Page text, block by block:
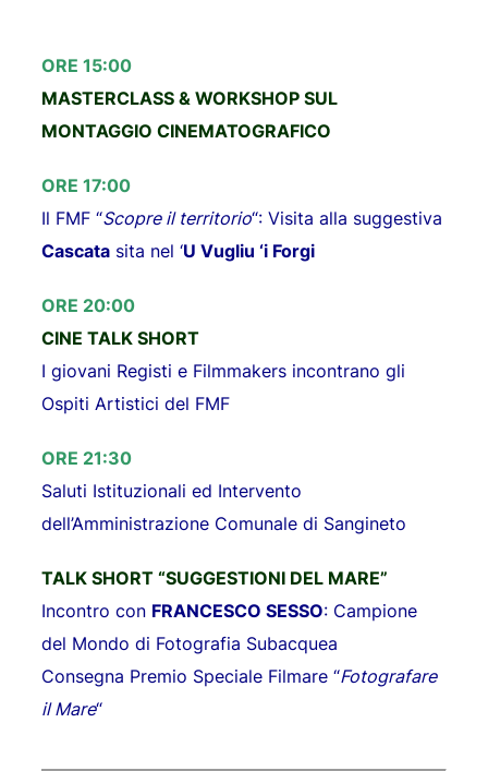
ORE 15:00
MASTERCLASS & WORKSHOP SUL
MONTAGGIO CINEMATOGRAFICO
ORE 17:00
Il FMF “Scopre il territorio“: Visita alla suggestiva
Cascatasita nel ‘U Vugliu ‘i Forgi
ORE 20:00
CINE TALK SHORT
I giovani Registi e Filmmakers incontrano gli
Ospiti Artistici del FMF
ORE 21:30
Saluti Istituzionali ed Intervento
dell’Amministrazione Comunale di Sangineto
TALK SHORT “SUGGESTIONI DEL MARE”
Incontro con FRANCESCO SESSO: Campione
del Mondo di Fotografia Subacquea
Consegna Premio Speciale Filmare “Fotografare
il Mare“